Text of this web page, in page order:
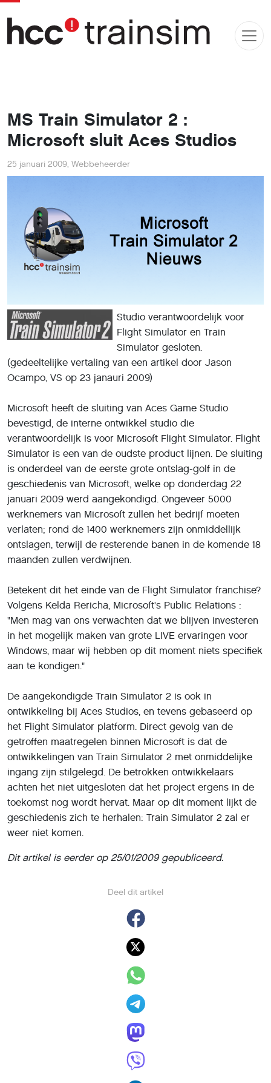
MS Train Simulator 2 :
Microsoft sluit Aces Studios
Deel dit artikel
25 januari 2009, Webbeheerder
Studio verantwoordelijk voor
Flight Simulator en Train
Simulator gesloten.
(gedeeltelijke vertaling van een artikel door Jason
Ocampo, VS op 23 janauri 2009)
Microsoft heeft de sluiting van Aces Game Studio
bevestigd, de interne ontwikkel studio die
verantwoordelijk is voor Microsoft Flight Simulator. Flight
Simulator is een van de oudste product lijnen. De sluiting
is onderdeel van de eerste grote ontslag-golf in de
geschiedenis van Microsoft, welke op donderdag 22
januari 2009 werd aangekondigd. Ongeveer 5000
werknemers van Microsoft zullen het bedrijf moeten
verlaten; rond de 1400 werknemers zijn onmiddellijk
ontslagen, terwijl de resterende banen in de komende 18
maanden zullen verdwijnen.
Betekent dit het einde van de Flight Simulator franchise?
Volgens Kelda Rericha, Microsoft's Public Relations :
"Men mag van ons verwachten dat we blijven investeren
in het mogelijk maken van grote LIVE ervaringen voor
Windows, maar wij hebben op dit moment niets specifiek
aan te kondigen."
De aangekondigde Train Simulator 2 is ook in
ontwikkeling bij Aces Studios, en tevens gebaseerd op
het Flight Simulator platform. Direct gevolg van de
getroffen maatregelen binnen Microsoft is dat de
ontwikkelingen van Train Simulator 2 met onmiddelijke
ingang zijn stilgelegd. De betrokken ontwikkelaars
achten het niet uitgesloten dat het project ergens in de
toekomst nog wordt hervat. Maar op dit moment lijkt de
geschiedenis zich te herhalen: Train Simulator 2 zal er
weer niet komen.
Dit artikel is eerder op 25/01/2009 gepubliceerd.